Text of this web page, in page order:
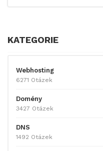
KATEGORIE
Webhosting
6271 Otázek
Domény
3427 Otázek
DNS
1492 Otázek